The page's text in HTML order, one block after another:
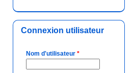
Connexion utilisateur
Nom d'utilisateur *